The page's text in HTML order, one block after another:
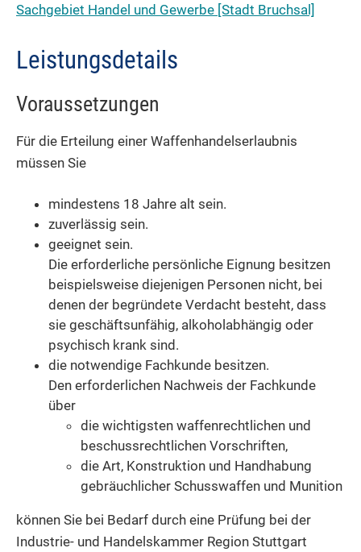
Sachgebiet Handel und Gewerbe [Stadt Bruchsal]
Leistungsdetails
Voraussetzungen
Für die Erteilung einer Waffenhandelserlaubnis
müssen Sie
mindestens 18 Jahre alt sein.
zuverlässig sein.
geeignet sein.
Die erforderliche persönliche Eignung besitzen
beispielsweise diejenigen Personen nicht, bei
denen der begründete Verdacht besteht, dass
sie geschäftsunfähig, alkoholabhängig oder
psychisch krank sind.
die notwendige Fachkunde besitzen.
Den erforderlichen Nachweis der Fachkunde
über
die wichtigsten waffenrechtlichen und
beschussrechtlichen Vorschriften,
die Art, Konstruktion und Handhabung
gebräuchlicher Schusswaffen und Munition
können Sie bei Bedarf durch eine Prüfung bei der
Industrie- und Handelskammer Region Stuttgart